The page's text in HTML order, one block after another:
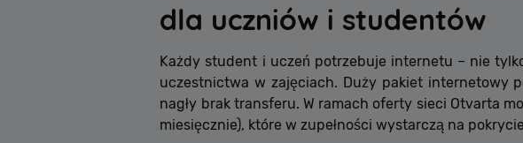
dla uczniów i studentów
Każdy student i uczeń potrzebuje internetu – nie
uczestnictwa w zajęciach. Duży pakiet internetowy
nagły brak transferu. W ramach oferty sieci Otvarta
miesięcznie), które w zupełności wystarczą na